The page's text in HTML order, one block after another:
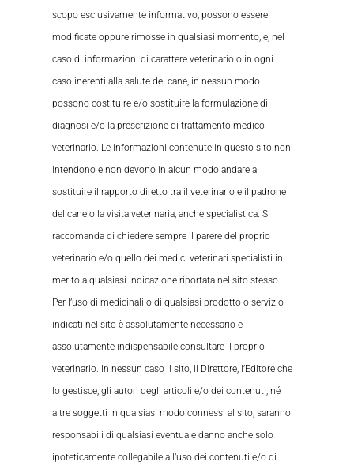
scopo esclusivamente informativo, possono essere
modificate oppure rimosse in qualsiasi momento, e, nel
caso di informazioni di carattere veterinario o in ogni
caso inerenti alla salute del cane, in nessun modo
possono costituire e/o sostituire la formulazione di
diagnosi e/o la prescrizione di trattamento medico
veterinario. Le informazioni contenute in questo sito non
intendono e non devono in alcun modo andare a
sostituire il rapporto diretto tra il veterinario e il padrone
del cane o la visita veterinaria, anche specialistica. Si
raccomanda di chiedere sempre il parere del proprio
veterinario e/o quello dei medici veterinari specialisti in
merito a qualsiasi indicazione riportata nel sito stesso.
Per l’uso di medicinali o di qualsiasi prodotto o servizio
indicati nel sito è assolutamente necessario e
assolutamente indispensabile consultare il proprio
veterinario. In nessun caso il sito, il Direttore, l’Editore che
lo gestisce, gli autori degli articoli e/o dei contenuti, né
altre soggetti in qualsiasi modo connessi al sito, saranno
responsabili di qualsiasi eventuale danno anche solo
ipoteticamente collegabile all’uso dei contenuti e/o di